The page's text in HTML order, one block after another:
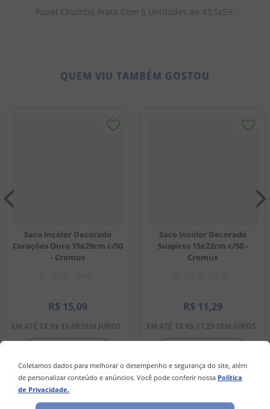
Coletamos dados para melhorar o desempenho e segurança do site, além
de personalizar conteúdo e anúncios. Você pode conferir nossa Política
de Privacidade.
Papel Chumbo Prata Com 5 Unidades de 43,5x59.
QUEM VIU TAMBÉM GOSTOU
Saco Incolor Decorado
Corações Ouro 15x29cm c/50
- Cromus
R$ 15,09
EM ATÉ 1X R$ 15,09 SEM JUROS
COMPRAR
Saco Incolor Decorado
Suspiros 15x22cm c/50 -
Cromus
R$ 11,29
EM ATÉ 1X R$ 11,29 SEM JUROS